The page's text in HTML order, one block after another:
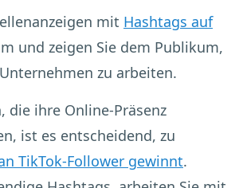
mit Hashtags auf
und zeigen Sie dem Publikum,
zu arbeiten.
die ihre Online-Präsenz
ist es entscheidend, zu
TikTok-Follower gewinnt.